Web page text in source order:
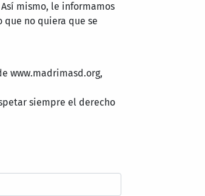
mismo, le informamos
no quiera que se
www.madrimasd.org,
siempre el derecho